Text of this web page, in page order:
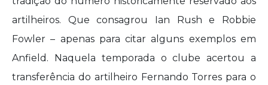
artilheiros. Que consagrou Ian Rush e Robbie
Fowler – apenas para citar alguns exemplos em
Anfield. Naquela temporada o clube acertou a
transferência do artilheiro Fernando Torres para o